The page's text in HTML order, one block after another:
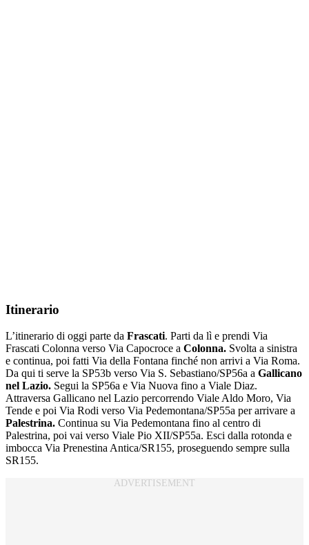
Itinerario
L’itinerario di oggi parte da Frascati. Parti da lì e prendi Via
Frascati Colonna verso Via Capocroce a Colonna. Svolta a sinistra
e continua, poi fatti Via della Fontana finché non arrivi a Via Roma.
Da qui ti serve la SP53b verso Via S. Sebastiano/SP56a a Gallicano
nel Lazio. Segui la SP56a e Via Nuova fino a Viale Diaz.
Attraversa Gallicano nel Lazio percorrendo Viale Aldo Moro, Via
Tende e poi Via Rodi verso Via Pedemontana/SP55a per arrivare a
Palestrina. Continua su Via Pedemontana fino al centro di
Palestrina, poi vai verso Viale Pio XII/SP55a. Esci dalla rotonda e
imbocca Via Prenestina Antica/SR155, proseguendo sempre sulla
SR155.